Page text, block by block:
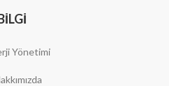
Yönetimi